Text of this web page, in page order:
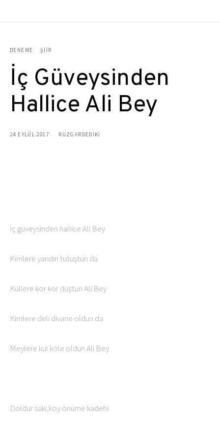
DENEME ŞIIR
İç Güveysinden
Hallice Ali Bey
24 EYLÜL 2017 RUZGARDEDIKI
İç güveysinden hallice Ali Bey
Kimlere yandın tutuştun da
Küllere kor kor düştün Ali Bey
Kimlere deli divane oldun da
Meylere kul köle oldun Ali Bey
Doldur saki,koy önüme kadehi